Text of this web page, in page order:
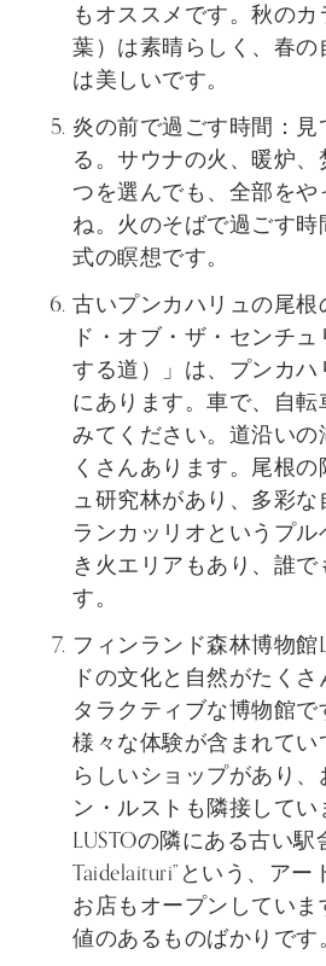
もオススメです。秋のカ
葉）は素晴らしく、春
は美しいです。
炎の前で過ごす時間：
る。サウナの火、暖炉
つを選んでも、全部を
ね。火のそばで過ごす
式の瞑想です。
古いプンカハリュの尾
ド・オブ・ザ・センチ
する道）」は、プンカ
にあります。車で、自
みてください。道沿い
くさんあります。尾根
ュ研究林があり、多彩
ランカッリオというプ
き火エリアもあり、誰
す。
フィンランド森林博物館
ドの文化と自然がたく
タラクティブな博物館
様々な体験が含まれて
らしいショップがあり
ン・ルストも隣接してい
LUSTOの隣にある古い駅
Taidelaituri”という、ア
お店もオープンしてい
値のあるものばかりです。